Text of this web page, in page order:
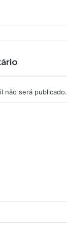
não será publicado.